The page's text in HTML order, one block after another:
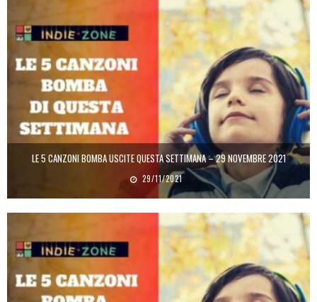
LE 5 CANZONI BOMBA USCITE QUESTA SETTIMANA – 29 NOVEMBRE 2021
29/11/2021